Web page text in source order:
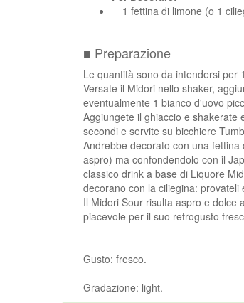
1 fettina di limone (o 1
■ Preparazione
Le quantità sono da intendersi per
Versate il Midori nello shaker,
eventualmente 1 bianco d'uovo
Aggiungete il ghiaccio e shakerate
secondi e servite su bicchiere
Andrebbe decorato con una
aspro) ma confondendolo con il
classico drink a base di Liquore
decorano con la ciliegina: provateli
Il Midori Sour risulta aspro e dolce
piacevole per il suo retrogusto
Gusto: fresco.
Gradazione: light.